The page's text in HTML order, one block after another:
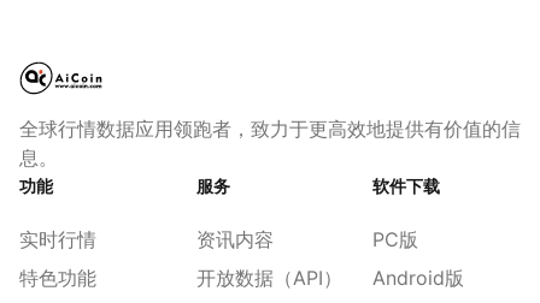
全球行情数据应用领跑者，致力于更高效地提供有价值的信
息。
功能
实时行情
特色功能
服务
资讯内容
开放数据（API）
软件下载
PC版
Android版